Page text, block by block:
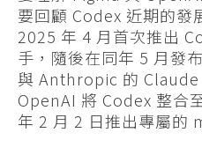
要回顧 Codex 近期的發
2025 年 4 月首次推出
手，隨後在同年 5 月發
與 Anthropic 的 Claude
OpenAI 將 Codex 整合
年 2 月 2 日推出專屬的